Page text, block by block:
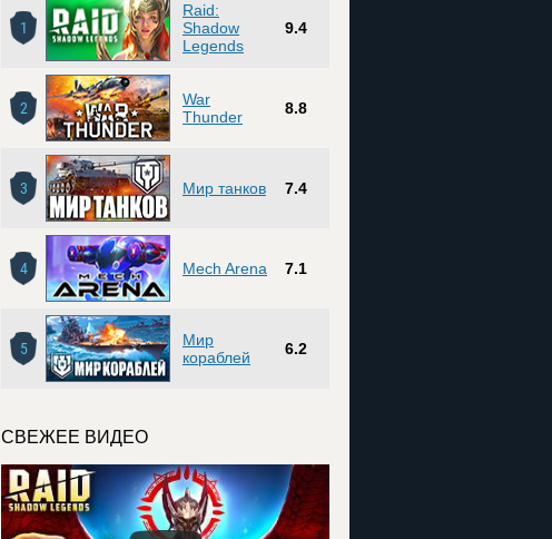
1
Raid:
Shadow
Legends
9.4
2
War
Thunder
8.8
3 Мир танков 7.4
4 Mech Arena 7.1
5
Мир
кораблей
6.2
СВЕЖЕЕ ВИДЕО